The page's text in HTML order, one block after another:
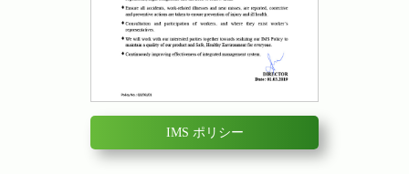
IMS ポリシー